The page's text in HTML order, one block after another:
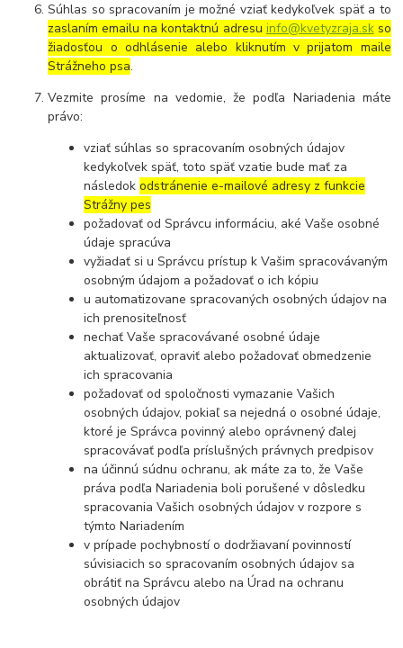
Súhlas so spracovaním je možné vziať kedykoľvek späť a to
zaslaním emailu na kontaktnú adresu info@kvetyzraja.skso
žiadosťou o odhlásenie alebo kliknutím v prijatom maile
Strážneho psa.
Vezmite prosíme na vedomie, že podľa Nariadenia máte
právo:
vziať súhlas so spracovaním osobných údajov
kedykoľvek späť, toto späť vzatie bude mať za
následokodstránenie e-mailové adresy z funkcie
Strážny pes
požadovať od Správcu informáciu, aké Vaše osobné
údaje spracúva
vyžiadať si u Správcu prístup k Vašim spracovávaným
osobným údajom a požadovať o ich kópiu
u automatizovane spracovaných osobných údajov na
ich prenositeľnosť
nechať Vaše spracovávané osobné údaje
aktualizovať, opraviť alebo požadovať obmedzenie
ich spracovania
požadovať od spoločnosti vymazanie Vašich
osobných údajov, pokiaľ sa nejedná o osobné údaje,
ktoré je Správca povinný alebo oprávnený ďalej
spracovávať podľa príslušných právnych predpisov
na účinnú súdnu ochranu, ak máte za to, že Vaše
práva podľa Nariadenia boli porušené v dôsledku
spracovania Vašich osobných údajov v rozpore s
týmto Nariadením
v prípade pochybností o dodržiavaní povinností
súvisiacich so spracovaním osobných údajov sa
obrátiť na Správcu alebo na Úrad na ochranu
osobných údajov